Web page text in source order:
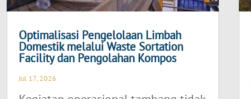
Optimalisasi Pengelolaan Limbah
Domestik melalui Waste Sortation
Facility dan Pengolahan Kompos
Jul 17, 2026